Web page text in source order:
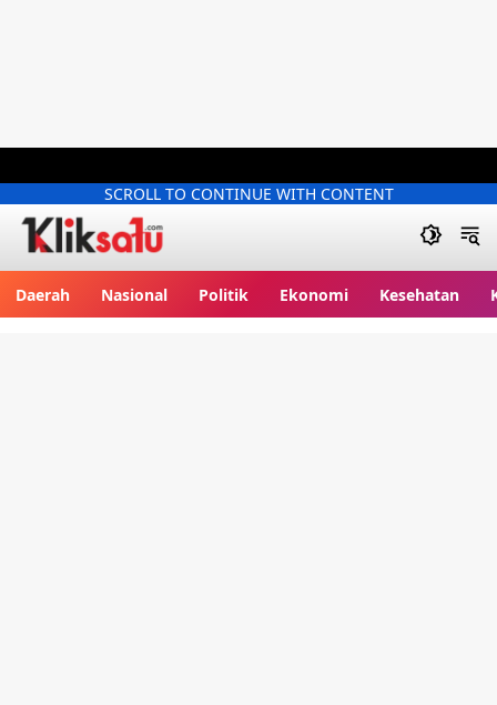
SCROLL TO CONTINUE WITH CONTENT
Daerah Nasional Politik Ekonomi Kesehatan